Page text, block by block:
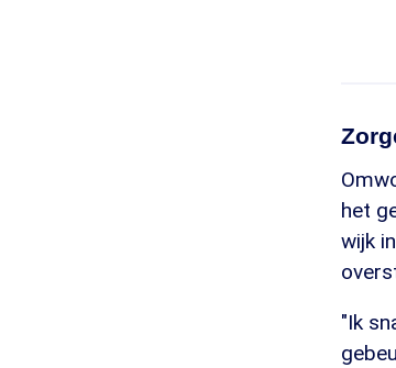
het
wijk
"Ik